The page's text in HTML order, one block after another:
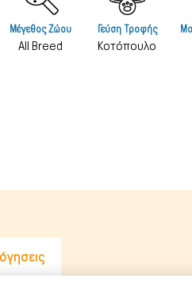
Καλλωπισμός
Μεταφοράς
Μέγεθος Ζώου
All Breed
Γεύση Τροφής
Κοτόπουλο